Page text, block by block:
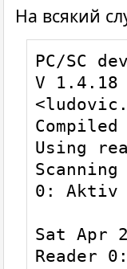
path: /
for a
path: /
00000371
for a
path: /
for a
На всякий
PC/SC
V 1.4.18
Using
0: Aktiv
Sat Apr
Reader